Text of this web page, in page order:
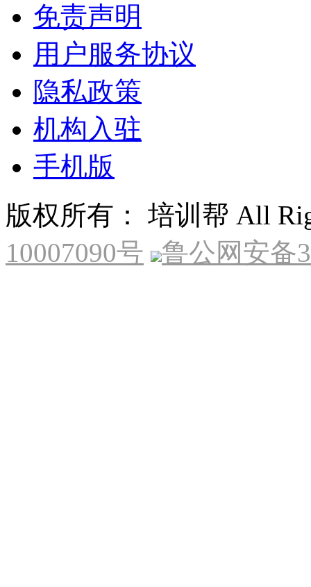
免责声明
用户服务协议
隐私政策
机构入驻
手机版
版权所有： 培训帮 All
10007090号
鲁公网安备